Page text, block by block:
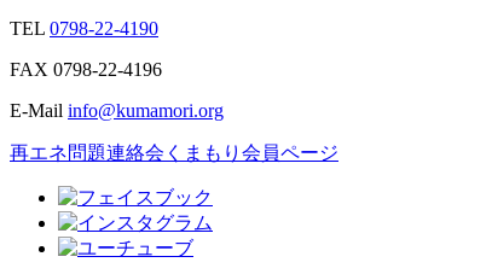
TEL 0798-22-4190
FAX 0798-22-4196
E-Mail info@kumamori.org
再エネ問題連絡会 くまもり会員ページ